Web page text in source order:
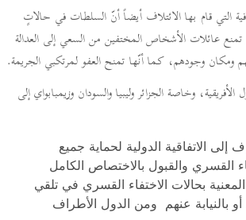
التي قام بها الائتلاف أيضاً أنّ السلطات في حالاتٍ
عائلات الأشخاص المختفين من السعي إلى العدالة
وجودهم، كما أنّها تمنح العفو لمرتكبي الجريمة.
وخاصة الجزائر وليبيا والسودان وزيمبابواي إلى
إلى الاتفاقية الدولية لحماية جميع
القسري والقبول بالاختصاص الكامل
بحالات الاختفاء القسري في تلقي
أو بالنيابة عنهم ومن الدول الأطراف